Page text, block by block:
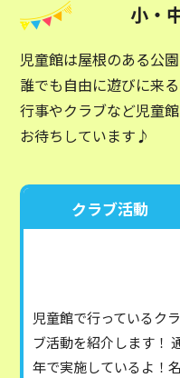
小・
児童館は屋根のある公園
誰でも自由に遊びに来
行事やクラブなど児童
お待ちしています♪
クラブ活動
児童館で行っているクラ
ブ活動を紹介します！
年で実施しているよ！名